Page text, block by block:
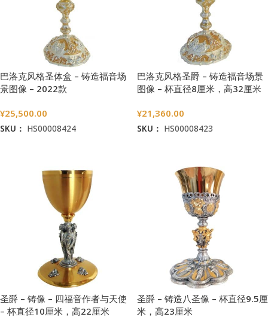
巴洛克风格圣体盒 – 铸造福音场
景图像 – 2022款
¥25,500.00
SKU： HS00008424
巴洛克风格圣爵 – 铸造福音场景
图像 – 杯直径8厘米，高32厘米
¥21,360.00
SKU： HS00008423
圣爵 – 铸像 – 四福音作者与天使
– 杯直径10厘米，高22厘米
圣爵 – 铸造八圣像 – 杯直径9.5厘
米，高23厘米